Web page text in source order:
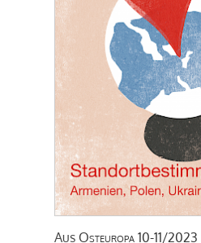
Aus Osteuropa 10-11/2023